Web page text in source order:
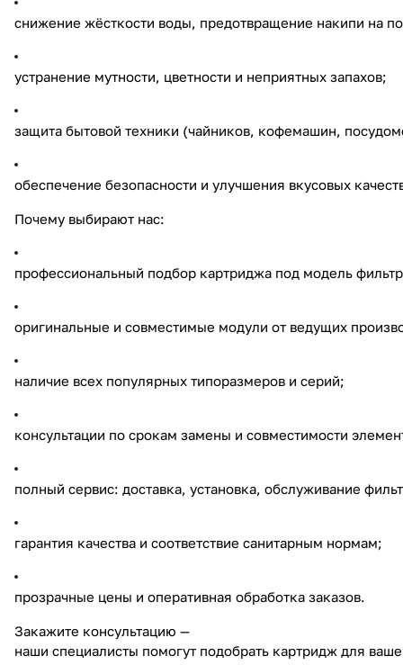
снижение жёсткости воды, предотвращение накипи на
устранение мутности, цветности и неприятных запахов;
защита бытовой техники (чайников, кофемашин,
обеспечение безопасности и улучшения вкусовых
Почему выбирают нас:
профессиональный подбор картриджа под модель
оригинальные и совместимые модули от ведущих
наличие всех популярных типоразмеров и серий;
консультации по срокам замены и совместимости
полный сервис: доставка, установка, обслуживание
гарантия качества и соответствие санитарным нормам;
прозрачные цены и оперативная обработка заказов.
Закажите консультацию —
наши специалисты помогут подобрать картридж для